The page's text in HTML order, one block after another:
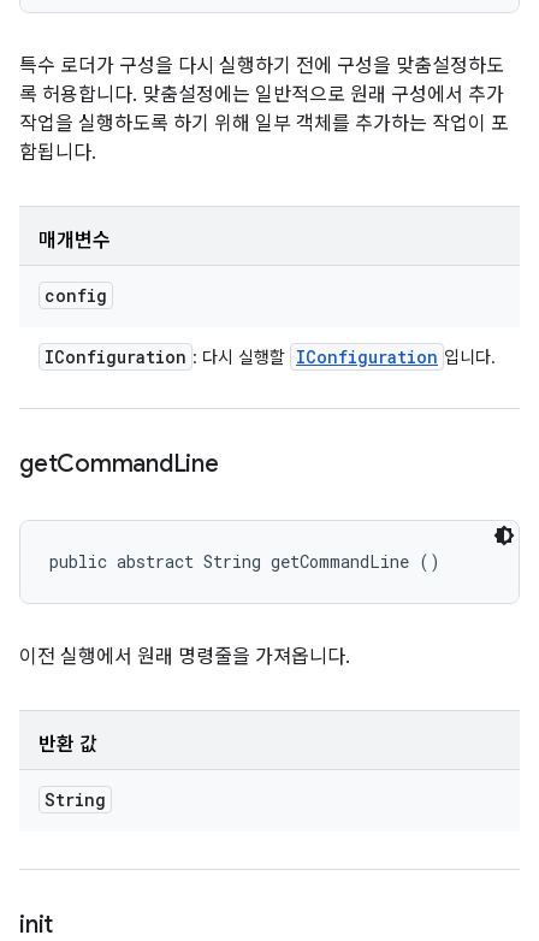
특수 로더가 구성을 다시 실행하기 전에 구성을 맞춤설정하도
록 허용합니다. 맞춤설정에는 일반적으로 원래 구성에서 추가
작업을 실행하도록 하기 위해 일부 객체를 추가하는 작업이 포
함됩니다.
매개변수
config
IConfiguration : 다시 실행할 IConfiguration 입니다.
getCommandLine
public abstract String getCommandLine ()
이전 실행에서 원래 명령줄을 가져옵니다.
반환 값
String
init